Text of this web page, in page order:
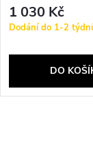
1 030 Kč
Dodání do 1-2
DO